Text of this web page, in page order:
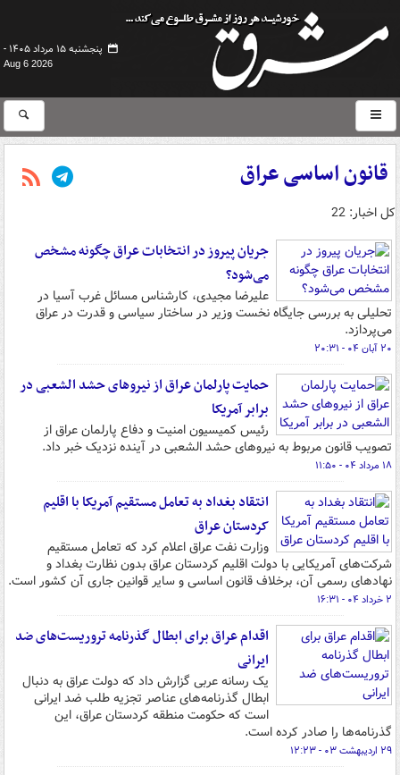
پنجشنبه ۱۵ مرداد ۱۴۰۵ -
Aug 6 2026
قانون اساسی عراق
کل اخبار: 22
جریان پیروز در انتخابات عراق چگونه مشخص
می‌شود؟
علیرضا مجیدی، کارشناس مسائل غرب آسیا در
تحلیلی به بررسی جایگاه نخست وزیر در ساختار سیاسی و قدرت در عراق
می‌پردازد.
۲۰ آبان ۰۴ - ۲۰:۳۱
حمایت پارلمان عراق از نیروهای حشد الشعبی در
برابر آمریکا
رئیس کمیسیون امنیت و دفاع پارلمان عراق از
تصویب قانون مربوط به نیروهای حشد الشعبی در آینده نزدیک خبر داد.
۱۸ مرداد ۰۴ - ۱۱:۵۰
انتقاد بغداد به تعامل مستقیم آمریکا با اقلیم
کردستان عراق
وزارت نفت عراق اعلام کرد که تعامل مستقیم
شرکت‌های آمریکایی با دولت اقلیم کردستان عراق بدون نظارت بغداد و
نهادهای رسمی آن، برخلاف قانون اساسی و سایر قوانین جاری آن کشور است.
۲ خرداد ۰۴ - ۱۶:۳۱
اقدام عراق برای ابطال گذرنامه‌ تروریست‌های ضد
ایرانی
یک رسانه عربی گزارش داد که دولت عراق به دنبال
ابطال گذرنامه‌های عناصر تجزیه طلب ضد ایرانی
است که حکومت منطقه کردستان عراق، این
گذرنامه‌ها را صادر کرده است.
۲۹ اردیبهشت ۰۳ - ۱۲:۲۳